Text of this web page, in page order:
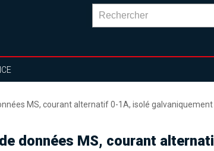
MS, courant alternatif 0-1A, isolé galvaniquement
données MS, courant